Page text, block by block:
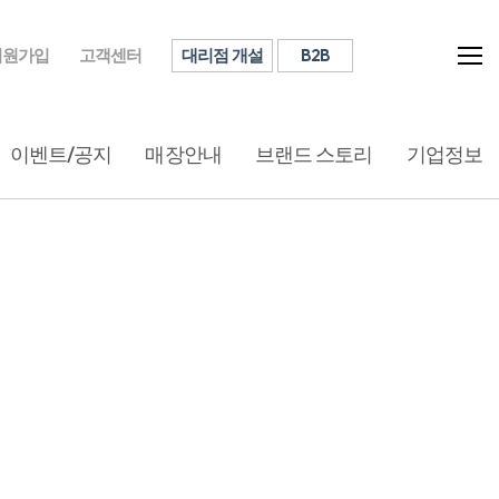
가입 고객센터 대리점 개설 B2B
이벤트/공지 매장안내 브랜드 스토리 기업정보